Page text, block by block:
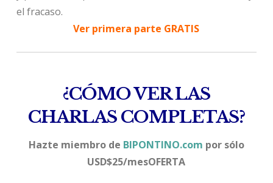
el fracaso.
Ver primera parte GRATIS
¿CÓMO VER LAS
CHARLAS COMPLETAS?
Hazte miembro de BIPONTINO.com por sólo
USD$25/mesOFERTA